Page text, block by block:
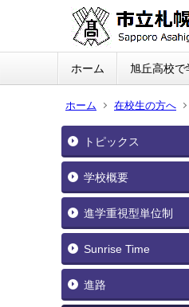
ホーム 旭丘高校で
ホーム 在校生の方へ
トピックス
学校概要
進学重視型単位制
Sunrise Time
進路